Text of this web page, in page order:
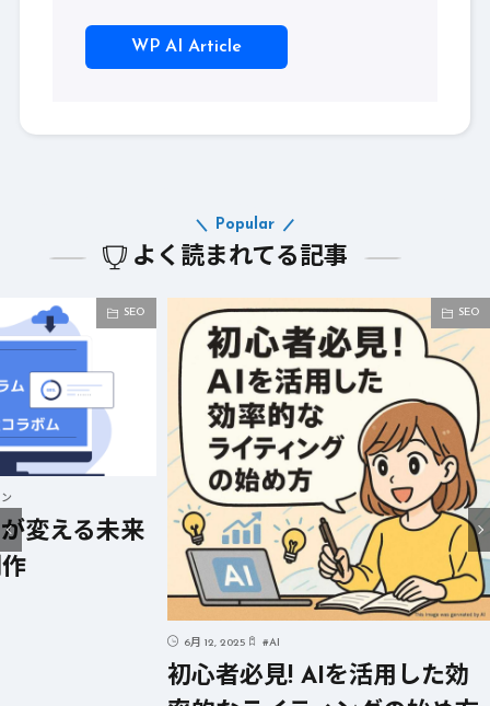
WP AI Article
よく読まれてる記事
Popular
SEO
未来
SEO
#AI
初心者必見! AIを活用した効
短時